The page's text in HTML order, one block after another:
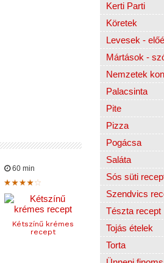
60 min
Kétszínű krémes
recept
Kerti Parti
Köretek
Levesek -
Mártások -
Nemzetek
Palacsinta
Pite
Pizza
Pogácsa
Saláta
Sós süti
Szendvics
Tészta recept
Tojás ételek
Torta